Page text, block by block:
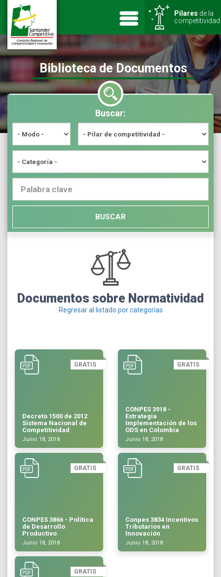
Pilares de la
competitividad
Biblioteca de Documentos
Buscar:
BUSCAR
Documentos sobre Normatividad
Regresar al listado por categorías
GRATIS
Decreto 1500 de 2012
Sistema Nacional de
Competitividad
Junio 18, 2018
GRATIS
CONPES 3918 -
Estrategia
Implementación de los
ODS en Colombia
Junio 18, 2018
GRATIS
CONPES 3866 - Política
de Desarrollo
Productivo
Junio 18, 2018
GRATIS
Conpes 3834 Incentivos
Tributarios en
Innovación
Junio 18, 2018
GRATIS